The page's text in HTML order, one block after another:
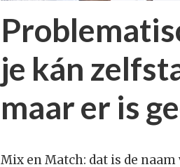
je kán
maar er is
Mix en Match: dat is de